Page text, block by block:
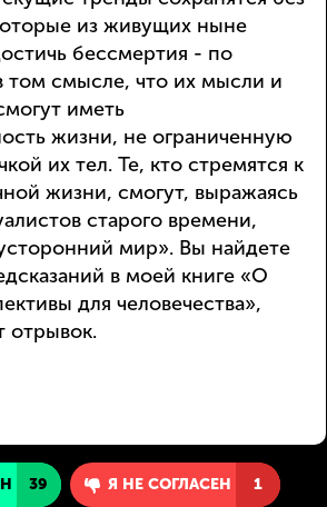
из живущих ныне
бессмертия - по
том смысле, что их мысли и
иметь
жизни, не ограниченную
их тел. Те, кто стремятся к
жизни, смогут, выражаясь
старого времени,
мир». Вы найдете
в моей книге «О
для человечества»,
отрывок.
39 Я НЕ СОГЛАСЕН 1